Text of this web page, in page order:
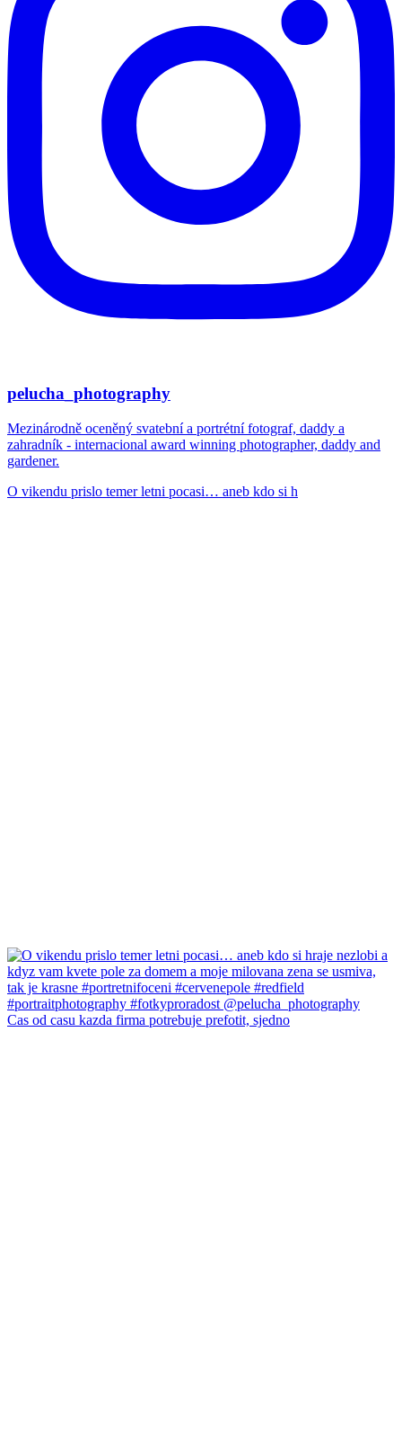
pelucha_photography
Mezinárodně oceněný svatební a portrétní fotograf, daddy a
zahradník - internacional award winning photographer, daddy and
gardener.
O vikendu prislo temer letni pocasi… aneb kdo si h
Cas od casu kazda firma potrebuje prefotit, sjedno